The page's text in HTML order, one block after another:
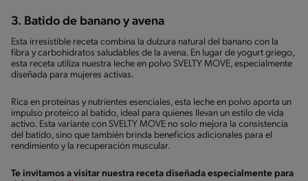
3. Batido de banano y avena
Esta irresistible receta combina la dulzura natural del banano con la
fibra y carbohidratos saludables de la avena. En lugar de yogurt griego,
esta receta utiliza nuestra leche en polvo SVELTY MOVE, especialmente
diseñada para mujeres activas.
Rica en proteínas y nutrientes esenciales, esta leche en polvo aporta un
impulso proteico al batido, ideal para quienes llevan un estilo de vida
activo. Esta variante con SVELTY MOVE no solo mejora la consistencia
del batido, sino que también brinda beneficios adicionales para el
rendimiento y la recuperación muscular.
Te invitamos a visitar nuestra receta diseñada especialmente para